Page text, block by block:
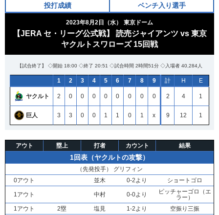
投打成績
ベンチ入り選手
2023年8月2日（水） 東京ドーム
【JERA セ・リーグ公式戦】 読売ジャイアンツ vs 東京
ヤクルトスワローズ 15回戦
【試合終了】 ◇開始 18:00 ◇終了 20:51 ◇試合時間 2時間51分 ◇入場者 40,284人
1 2 3 4 5 6 7 8 9 計 H E
ヤクルト 2 0 0 0 0 0 0 0 0 2 4 1
巨人 3 3 0 0 1 1 0 1 x 9 12 1
アウト 塁上 打者 カウント 結果
1回表（ヤクルトの攻撃）
（先発投手）
グリフィン
0アウト
並木 0-2より ショートゴロ
1アウト 中村 0-0より
ピッチャーゴロ（エ
ラー）
1アウト
2塁 塩見 1-2より
空振り三振